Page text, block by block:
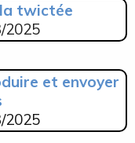
twictée
2025
et envoyer
2025